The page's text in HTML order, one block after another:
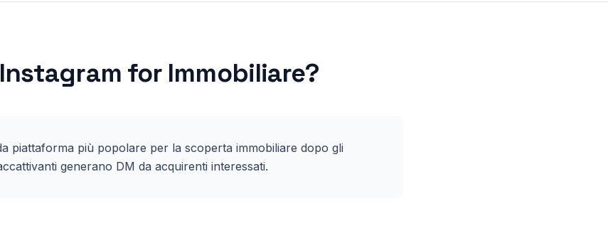
Instagram for Immobiliare?
piattaforma più popolare per la scoperta immobiliare dopo gli
generano DM da acquirenti interessati.